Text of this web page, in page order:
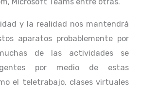
y la realidad nos mantendrá
aparatos probablemente por
de las actividades se
por medio de estas
el teletrabajo, clases virtuales